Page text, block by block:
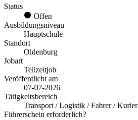
Status
Offen
Ausbildungsniveau
Hauptschule
Standort
Oldenburg
Jobart
Teilzeitjob
Veröffentlicht am
07-07-2026
Tätigkeitsbereich
Transport / Logistik / Fahrer / Kurier
Führerschein erforderlich?